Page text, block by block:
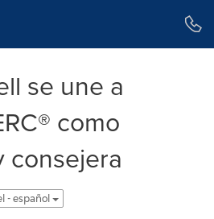
se une a
como
consejera
- español